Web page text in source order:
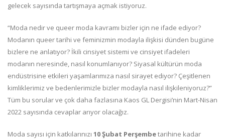
gelecek sayısında tartışmaya açmak istiyoruz.
“Moda nedir ve queer moda kavramı bizler için ne ifade ediyor?
Modanın queer tarihi ve feminizmin modayla ilişkisi dünden bugüne
bizlere ne anlatıyor? İkili cinsiyet sistemi ve cinsiyet ifadeleri
modanın neresinde, nasıl konumlanıyor? Siyasal kültürün moda
endüstrisine etkileri yaşamlarımıza nasıl sirayet ediyor? Çeşitlenen
kimliklerimiz ve bedenlerimizle bizler modayla nasıl ilişkileniyoruz?”
Tüm bu sorular ve çok daha fazlasına Kaos GL Dergisi’nin Mart-Nisan
2022 sayısında cevaplar arıyor olacağız.
Moda sayısı için katkılarınızı 10 Şubat Perşembetarihine kadar